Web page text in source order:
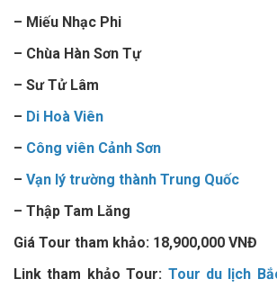
– Miếu Nhạc Phi
– Chùa Hàn Sơn Tự
– Sư Tử Lâm
– Di Hoà Viên
– Công viên Cảnh Sơn
– Vạn lý trường thành Trung Quốc
– Thập Tam Lăng
Giá Tour tham khảo: 18,900,000 VNĐ
Link tham khảo Tour: Tour du lịch